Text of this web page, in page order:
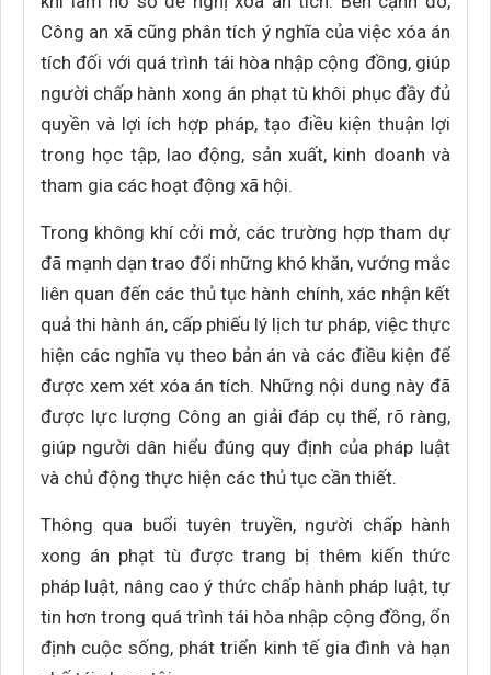
Công an xã cũng phân tích ý nghĩa của việc xóa án
tích đối với quá trình tái hòa nhập cộng đồng, giúp
người chấp hành xong án phạt tù khôi phục đầy đủ
quyền và lợi ích hợp pháp, tạo điều kiện thuận lợi
trong học tập, lao động, sản xuất, kinh doanh và
tham gia các hoạt động xã hội.
Trong không khí cởi mở, các trường hợp tham dự
đã mạnh dạn trao đổi những khó khăn, vướng mắc
liên quan đến các thủ tục hành chính, xác nhận kết
quả thi hành án, cấp phiếu lý lịch tư pháp, việc thực
hiện các nghĩa vụ theo bản án và các điều kiện để
được xem xét xóa án tích. Những nội dung này đã
được lực lượng Công an giải đáp cụ thể, rõ ràng,
giúp người dân hiểu đúng quy định của pháp luật
và chủ động thực hiện các thủ tục cần thiết.
Thông qua buổi tuyên truyền, người chấp hành
xong án phạt tù được trang bị thêm kiến thức
pháp luật, nâng cao ý thức chấp hành pháp luật, tự
tin hơn trong quá trình tái hòa nhập cộng đồng, ổn
định cuộc sống, phát triển kinh tế gia đình và hạn